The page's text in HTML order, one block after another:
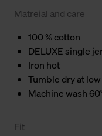
Matreial and care
100 % cotton
DELUXE single
Iron hot
Tumble dry at
Machine wash
Fit